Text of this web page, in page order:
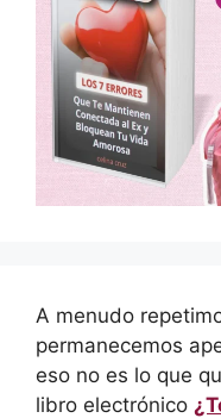
A menudo
permanecemos
eso no es lo que
libro electrónico